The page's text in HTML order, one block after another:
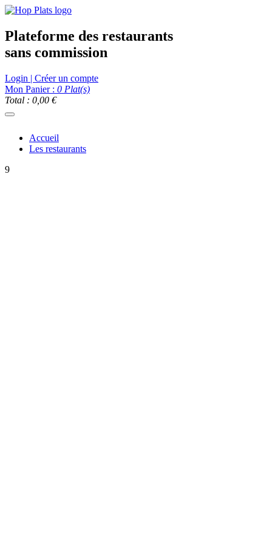
Plateforme des restaurants
sans commission
Login | Créer un compte
Mon Panier : 0 Plat(s)
Total : 0,00 €
Accueil
Les restaurants
9